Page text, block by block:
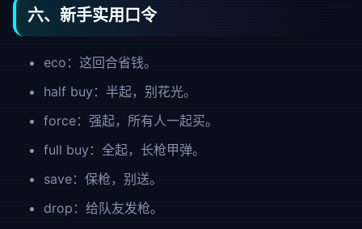
六、新手实用口令
eco ：这回合省钱。
half buy：半起，别花光。
force：强起，所有人一起买。
full buy：全起，长枪甲弹。
save：保枪，别送。
drop ：给队友发枪。